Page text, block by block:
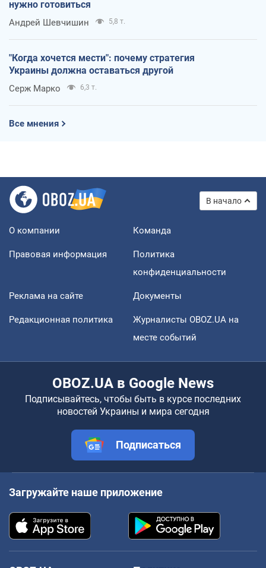
нужно готовиться
Андрей Шевчишин 5,8 т.
"Когда хочется мести": почему стратегия
Украины должна оставаться другой
Серж Марко 6,3 т.
Все мнения
В начало
О компании Команда
Правовая информация
Политика
конфиденциальности
Реклама на сайте Документы
Редакционная политика
Журналисты OBOZ.UA на
месте событий
OBOZ.UA в Google News
Подписывайтесь, чтобы быть в курсе последних
новостей Украины и мира сегодня
Подписаться
Загружайте наше приложение